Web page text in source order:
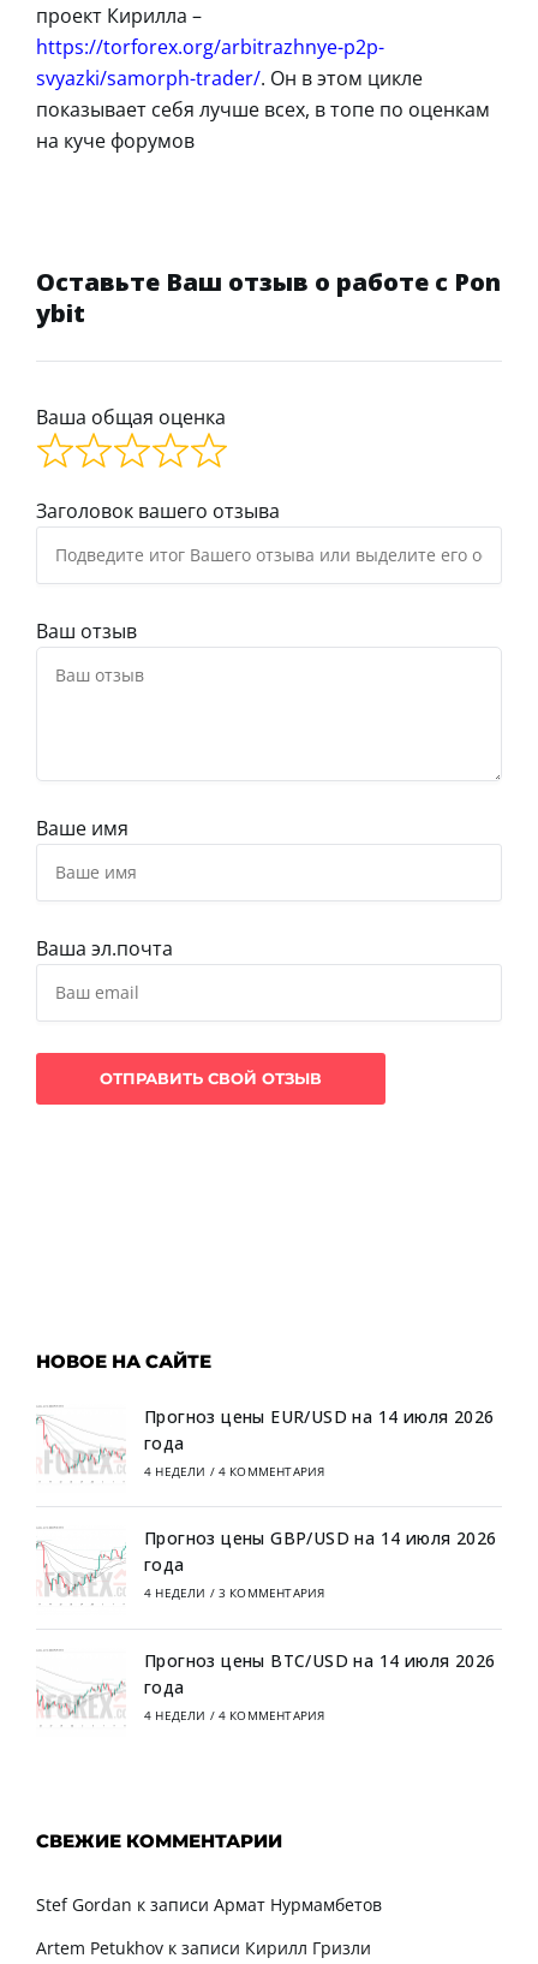
проект Кирилла –
https://torforex.org/arbitrazhnye-p2p-
svyazki/samorph-trader/. Он в этом цикле
показывает себя лучше всех, в топе по оценкам
на куче форумов
Оставьте Ваш отзыв о работе с Pon
ybit
Ваша общая оценка
Заголовок вашего отзыва
Ваш отзыв
Ваше имя
Ваша эл.почта
НОВОЕ НА САЙТЕ
Прогноз цены EUR/USD на 14 июля 2026
года
4 НЕДЕЛИ / 4 КОММЕНТАРИЯ
Прогноз цены GBP/USD на 14 июля 2026
года
4 НЕДЕЛИ / 3 КОММЕНТАРИЯ
Прогноз цены BTC/USD на 14 июля 2026
года
4 НЕДЕЛИ / 4 КОММЕНТАРИЯ
СВЕЖИЕ КОММЕНТАРИИ
Stef Gordan к записи Армат Нурмамбетов
Artem Petukhov к записи Кирилл Гризли